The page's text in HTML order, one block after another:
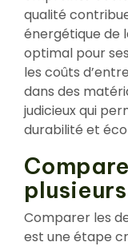
qualité
énergétique de
optimal pour
les coûts
dans des
judicieux qui
durabilité et
Comparer les
est une étape